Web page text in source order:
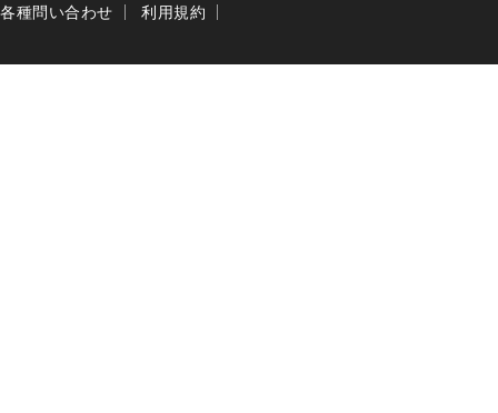
各種問い合わせ
利用規約